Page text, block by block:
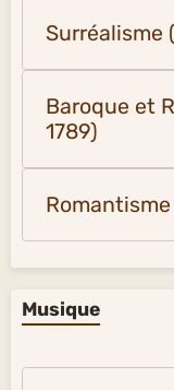
Surréalisme
Baroque et
1789)
Musique